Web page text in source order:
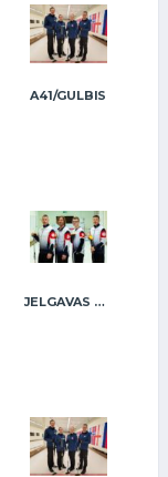
A41/GULBIS
JELGAVAS MAIZNIEKS